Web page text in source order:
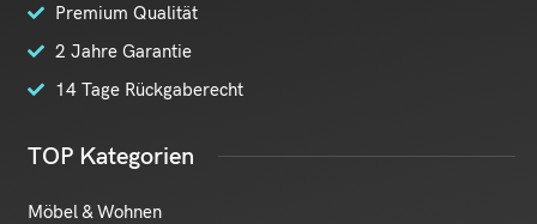
Premium Qualität
2 Jahre Garantie
14 Tage Rückgaberecht
TOP Kategorien
Möbel & Wohnen